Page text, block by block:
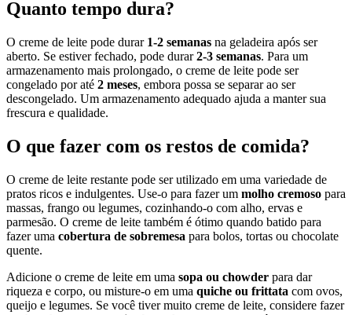
Quanto tempo dura?
O creme de leite pode durar 1-2 semanas na geladeira após ser
aberto. Se estiver fechado, pode durar2-3 semanas. Para um
armazenamento mais prolongado, o creme de leite pode ser
congelado por até 2 meses, embora possa se separar ao ser
descongelado. Um armazenamento adequado ajuda a manter sua
frescura e qualidade.
O que fazer com os restos de comida?
O creme de leite restante pode ser utilizado em uma variedade de
pratos ricos e indulgentes. Use-o para fazer um molho cremoso para
massas, frango ou legumes, cozinhando-o com alho, ervas e
parmesão. O creme de leite também é ótimo quando batido para
fazer uma cobertura de sobremesa para bolos, tortas ou chocolate
quente.
Adicione o creme de leite em uma sopa ou chowder para dar
riqueza e corpo, ou misture-o em uma quiche ou frittata com ovos,
queijo e legumes. Se você tiver muito creme de leite, considere fazer